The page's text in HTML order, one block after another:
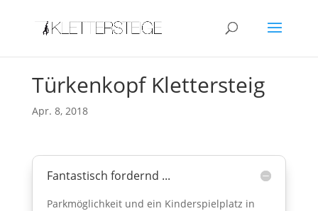
Türkenkopf Klettersteig
Apr. 8, 2018
Fantastisch fordernd ...
Parkmöglichkeit und ein Kinderspielplatz in